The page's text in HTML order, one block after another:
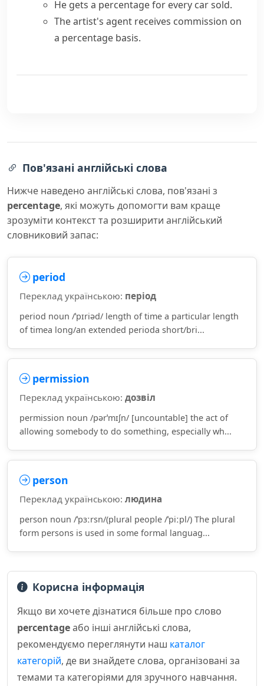
He gets a percentage for every car sold.
The artist's agent receives commission on
a percentage basis.
Пов'язані англійські слова
Нижче наведено англійські слова, пов'язані з
percentage, які можуть допомогти вам краще
зрозуміти контекст та розширити англійський
словниковий запас:
period
Переклад українською: період
period noun /ˈpɪriəd/ length of time a particular length
of timea long/an extended perioda short/bri...
permission
Переклад українською: дозвіл
permission noun /pərˈmɪʃn/ [uncountable] the act of
allowing somebody to do something, especially wh...
person
Переклад українською: людина
person noun /ˈpɜːrsn/(plural people /ˈpiːpl/) The plural
form persons is used in some formal languag...
Корисна інформація
Якщо ви хочете дізнатися більше про слово
percentageабо інші англійські слова,
рекомендуємо переглянути наш каталог
категорій, де ви знайдете слова, організовані за
темами та категоріями для зручного навчання.